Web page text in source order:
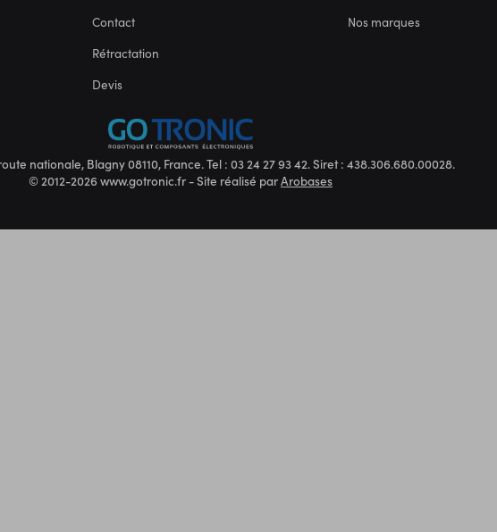
Contact
Rétractation
Devis
Nos marques
nationale, Blagny 08110, France. Tel : 03 24 27 93 42. Siret : 438.306.680.00028.
© 2012-2026 www.gotronic.fr - Site réalisé parArobases